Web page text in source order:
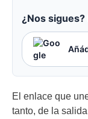
¿Nos sigues?
El enlace que
tanto, de la